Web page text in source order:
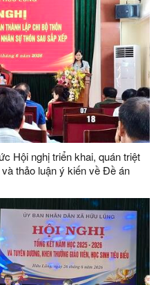
Hội nghị triển khai, quán triệt
thảo luận ý kiến về Đề án